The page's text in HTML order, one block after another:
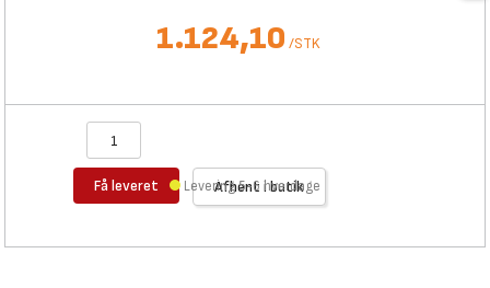
1.124,10 /STK
Få leveret Afhent i butik
Levering 5-6 hverdage